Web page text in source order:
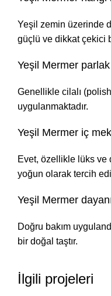
Yeşil zemin üzerinde
güçlü ve dikkat çekici
Yeşil Mermer
Genellikle cilalı
uygulanmaktadır.
Yeşil Mermer iç
Evet, özellikle lüks ve
yoğun olarak tercih
Yeşil Mermer
Doğru bakım
bir doğal taştır.
İlgili projeleri